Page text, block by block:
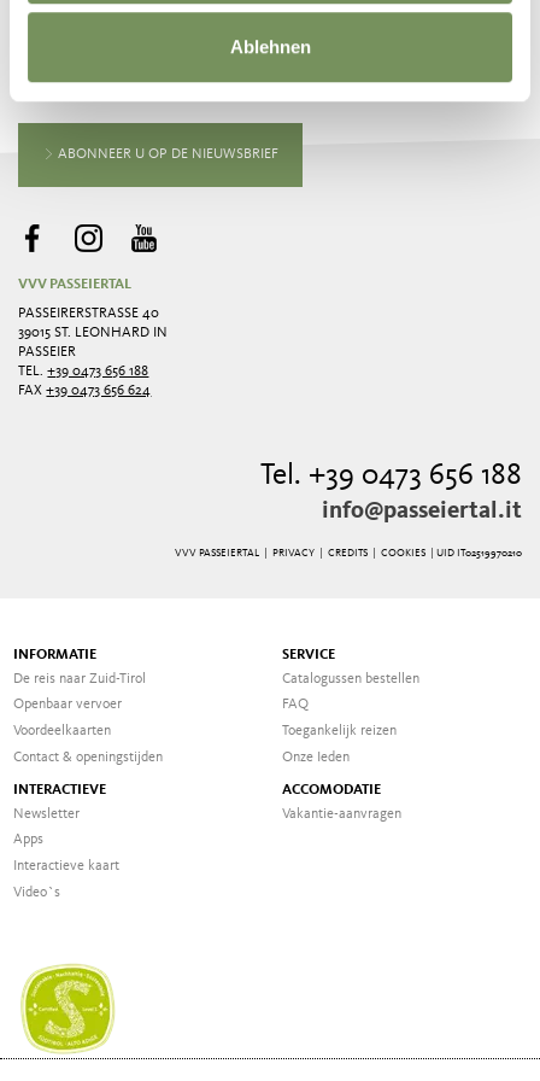
Ablehnen
BLIJF OP DE HOOGTE MET ONS
Nieuws en informatie direct in uw mailbox
ABONNEER U OP DE NIEUWSBRIEF
VVV PASSEIERTAL
PASSEIRERSTRASSE 40
39015 ST. LEONHARD IN
PASSEIER
TEL.+39 0473 656 188
FAX+39 0473 656 624
Tel. +39 0473 656 188
info@passeiertal.it
VVV PASSEIERTAL | PRIVACY| CREDITS| COOKIES | UID IT02519970210
INFORMATIE
De reis naar Zuid-Tirol
Openbaar vervoer
Voordeelkaarten
Contact & openingstijden
SERVICE
Catalogussen bestellen
FAQ
Toegankelijk reizen
Onze Ieden
INTERACTIEVE
Newsletter
Apps
Interactieve kaart
Video`s
ACCOMODATIE
Vakantie-aanvragen